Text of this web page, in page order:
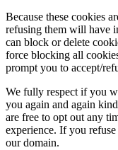
Because these cookies
refusing them will have
can block or delete
force blocking all
prompt you to accept/
We fully respect if you
you again and again
are free to opt out any
experience. If you
our domain.